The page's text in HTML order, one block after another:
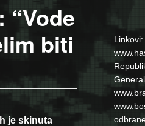
“Vode
biti
je skinuta
Linkovi: